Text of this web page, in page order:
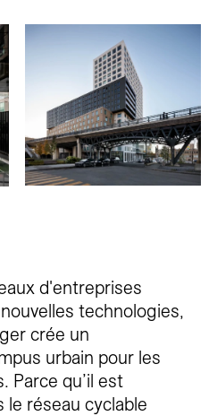
d'entreprises
technologies,
crée un
urbain pour les
Parce qu’il est
le réseau cyclable